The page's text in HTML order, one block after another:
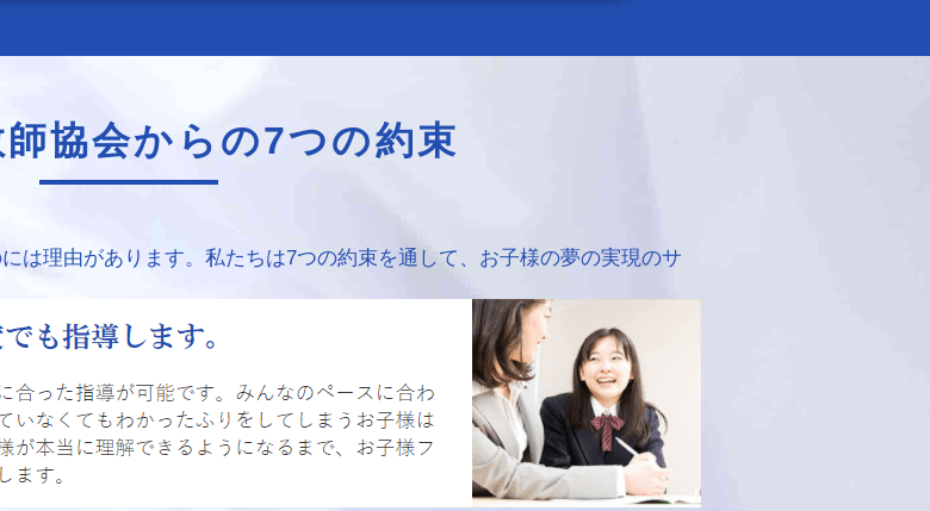
協会からの7つの約束
は理由があります。私たちは7つの約束を通して、お子様の夢の実現のサ